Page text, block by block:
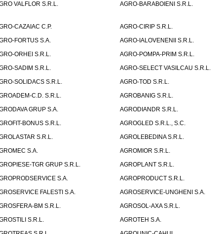
VALFLOR S.R.L.
AGRO-BARABOIENI S.R.L.
CAZAIAC C.P.
AGRO-CIRIP S.R.L.
FORTUS S.A.
AGRO-IALOVENENII S.R.L.
ORHEI S.R.L.
AGRO-POMPA-PRIM S.R.L.
SADIM S.R.L.
AGRO-SELECT VASILCAU S.R.L.
SOLIDACS S.R.L.
AGRO-TOD S.R.L.
C.D. S.R.L.
AGROBANIG S.R.L.
GRUP S.A.
AGRODIANDR S.R.L.
BONUS S.R.L.
AGROGLED S.R.L., S.C.
S.R.L.
AGROLEBEDINA S.R.L.
S.A.
AGROMIOR S.R.L.
TGR GRUP S.R.L.
AGROPLANT S.R.L.
S.A.
AGROPRODUCT S.R.L.
FALESTI S.A.
AGROSERVICE-UNGHENI S.A.
BM S.R.L.
AGROSOL-AXA S.R.L.
S.R.L.
AGROTEH S.A.